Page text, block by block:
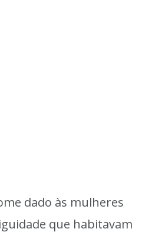
dado às mulheres
que habitavam